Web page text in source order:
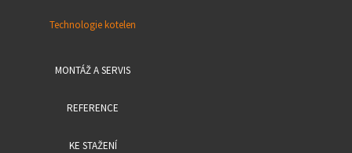
Technologie kotelen
MONTÁŽ A SERVIS
REFERENCE
KE STAŽENÍ